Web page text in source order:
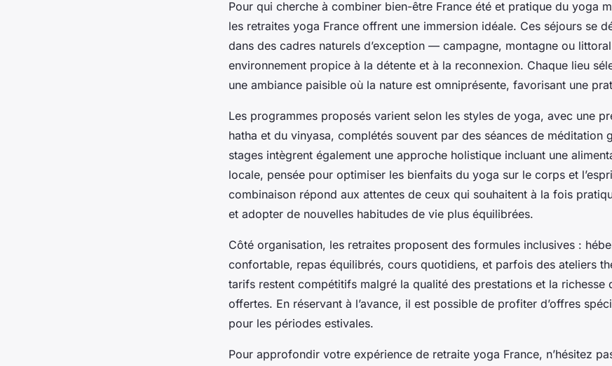
Pour qui cherche à combiner bien-être France été et pratique du yoga
les retraites yoga France offrent une immersion idéale. Ces séjours se
dans des cadres naturels d’exception — campagne, montagne ou
environnement propice à la détente et à la reconnexion. Chaque lieu
une ambiance paisible où la nature est omniprésente, favorisant une
Les programmes proposés varient selon les styles de yoga, avec une
hatha et du vinyasa, complétés souvent par des séances de méditation
stages intègrent également une approche holistique incluant une
locale, pensée pour optimiser les bienfaits du yoga sur le corps et
combinaison répond aux attentes de ceux qui souhaitent à la fois
et adopter de nouvelles habitudes de vie plus équilibrées.
Côté organisation, les retraites proposent des formules inclusives :
confortable, repas équilibrés, cours quotidiens, et parfois des ateliers
tarifs restent compétitifs malgré la qualité des prestations et la richesse
offertes. En réservant à l’avance, il est possible de profiter d’offres
pour les périodes estivales.
Pour approfondir votre expérience de retraite yoga France, n’hésitez